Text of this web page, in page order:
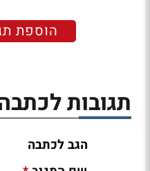
הוספת
תגובות
הגב לכתבה